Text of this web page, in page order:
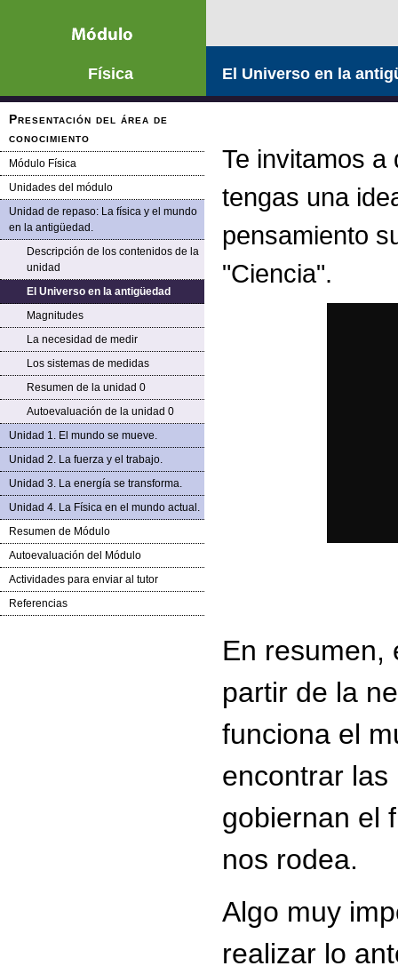
Física
Presentación del área de
conocimiento
Módulo Física
Unidades del módulo
Unidad de repaso: La física y el mundo
en la antigüedad.
Descripción de los contenidos de la
unidad
El Universo en la antigüedad
Magnitudes
La necesidad de medir
Los sistemas de medidas
Resumen de la unidad 0
Autoevaluación de la unidad 0
Unidad 1. El mundo se mueve.
Unidad 2. La fuerza y el trabajo.
Unidad 3. La energía se transforma.
Unidad 4. La Física en el mundo actual.
Resumen de Módulo
Autoevaluación del Módulo
Actividades para enviar al tutor
Referencias
El Universo en la
Te invitamos a
tengas una
pensamiento
"Ciencia".
En resumen,
partir de la
funciona el
encontrar las
gobiernan el
nos rodea.
Algo muy
realizar lo